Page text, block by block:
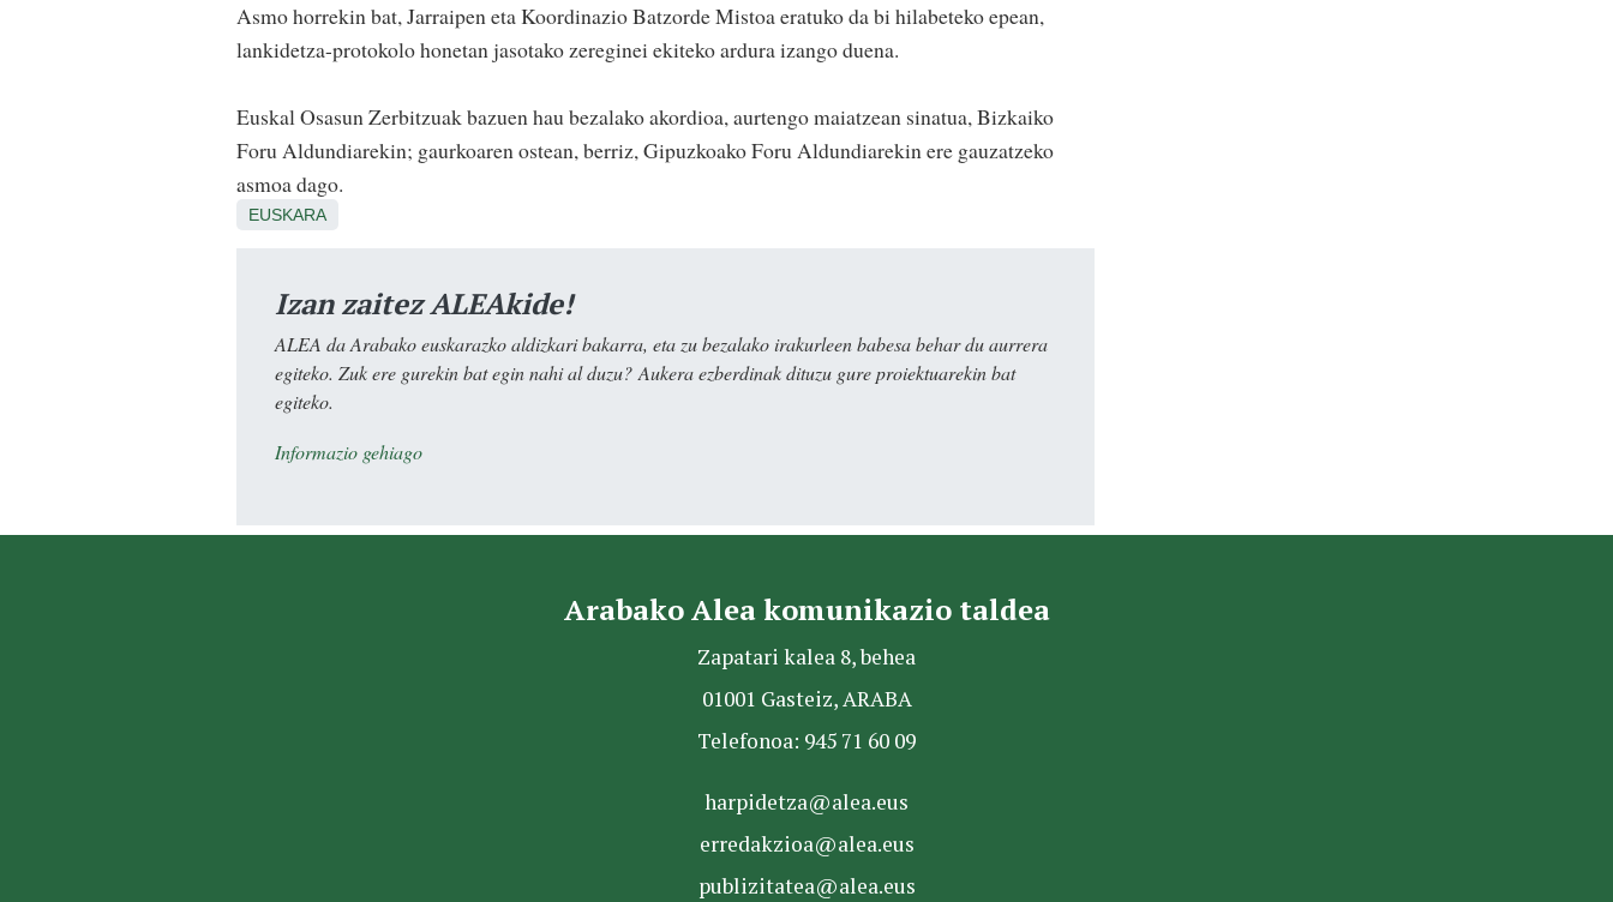
Asmo horrekin bat, Jarraipen eta Koordinazio Batzorde Mistoa eratuko da bi hilabeteko epean,
lankidetza-protokolo honetan jasotako zereginei ekiteko ardura izango duena.
Euskal Osasun Zerbitzuak bazuen hau bezalako akordioa, aurtengo maiatzean sinatua, Bizkaiko
Foru Aldundiarekin; gaurkoaren ostean, berriz, Gipuzkoako Foru Aldundiarekin ere gauzatzeko
asmoa dago.
EUSKARA
Izan zaitez ALEAkide!
ALEA da Arabako euskarazko aldizkari bakarra, eta zu bezalako irakurleen babesa behar du aurrera
egiteko. Zuk ere gurekin bat egin nahi al duzu? Aukera ezberdinak dituzu gure proiektuarekin bat
egiteko.
Informazio gehiago
Arabako Alea komunikazio taldea
Zapatari kalea 8, behea
01001 Gasteiz, ARABA
Telefonoa: 945 71 60 09
harpidetza@alea.eus
erredakzioa@alea.eus
publizitatea@alea.eus